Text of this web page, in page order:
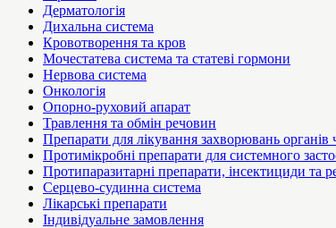
Дерматологія
Дихальна система
Кровотворення та кров
Мочестатева система та статеві гормони
Нервова система
Онкологія
Опорно-руховий апарат
Травлення та обмін речовин
Препарати для лікування захворювань органів
Протимікробні препарати для системного
Протипаразитарні препарати, інсектициди та
Серцево-судинна система
Лікарські препарати
Індивідуальне замовлення